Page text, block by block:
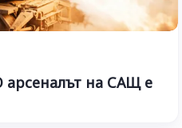
арсеналът на САЩ е